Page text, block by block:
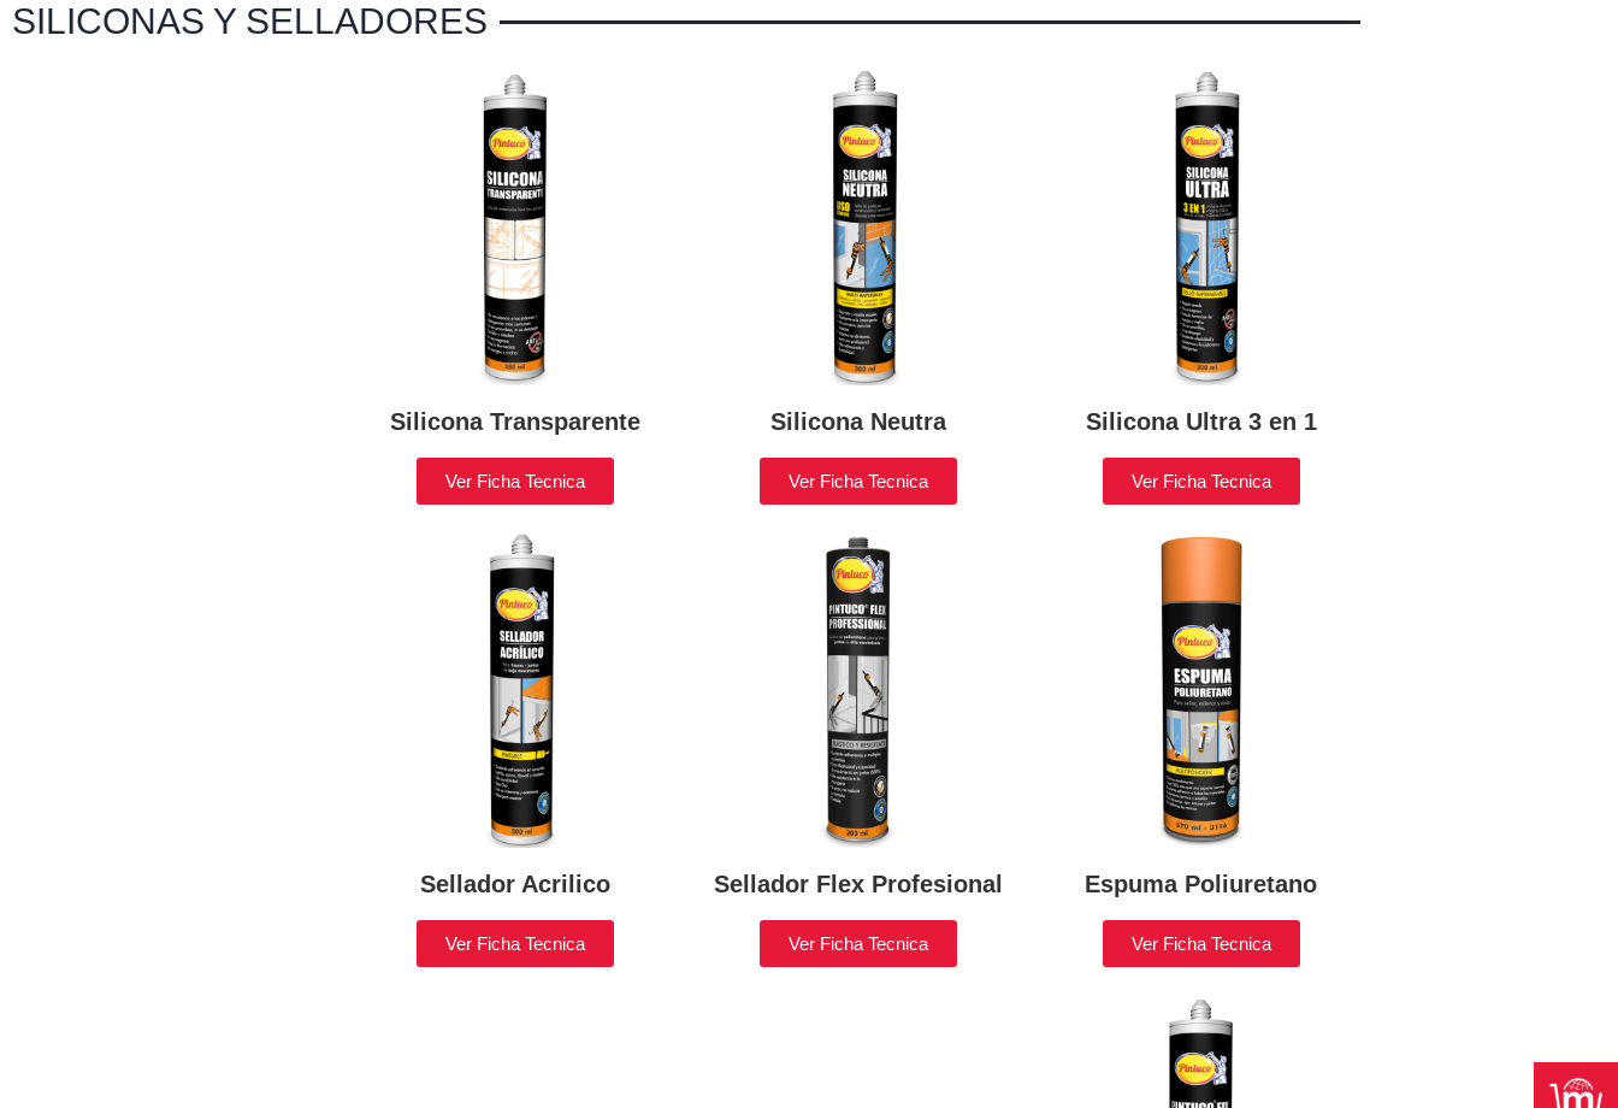
SILICONAS Y SELLADORES
Silicona Transparente
Ver Ficha Tecnica
Silicona Neutra
Ver Ficha Tecnica
Silicona Ultra 3 en 1
Ver Ficha Tecnica
Sellador Acrilico
Ver Ficha Tecnica
Sellador Flex Profesional
Ver Ficha Tecnica
Espuma Poliuretano
Ver Ficha Tecnica